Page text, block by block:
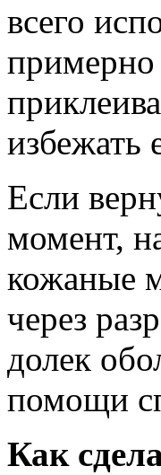
всего
избежать
Если
момент,
кожаные
через
долек
помощи
Как